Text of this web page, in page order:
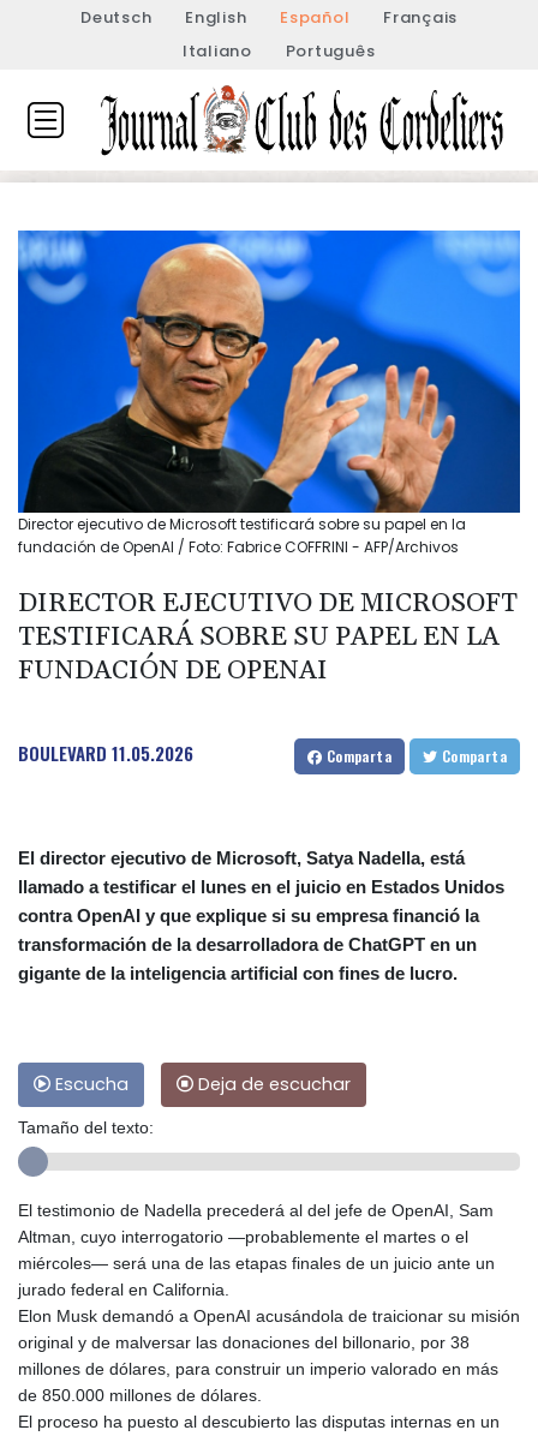
Deutsch English Español
Français
Italiano
Português
Director ejecutivo de Microsoft testificará sobre su papel en la
fundación de OpenAI / Foto: Fabrice COFFRINI - AFP/Archivos
DIRECTOR EJECUTIVO DE MICROSOFT
TESTIFICARÁ SOBRE SU PAPEL EN LA
FUNDACIÓN DE OPENAI
BOULEVARD 11.05.2026 Comparta Comparta
El director ejecutivo de Microsoft, Satya Nadella, está
llamado a testificar el lunes en el juicio en Estados Unidos
contra OpenAI y que explique si su empresa financió la
transformación de la desarrolladora de ChatGPT en un
gigante de la inteligencia artificial con fines de lucro.
Escucha Deja de escuchar
Tamaño del texto:
El testimonio de Nadella precederá al del jefe de OpenAI, Sam
Altman, cuyo interrogatorio —probablemente el martes o el
miércoles— será una de las etapas finales de un juicio ante un
jurado federal en California.
Elon Musk demandó a OpenAI acusándola de traicionar su misión
original y de malversar las donaciones del billonario, por 38
millones de dólares, para construir un imperio valorado en más
de 850.000 millones de dólares.
El proceso ha puesto al descubierto las disputas internas en un